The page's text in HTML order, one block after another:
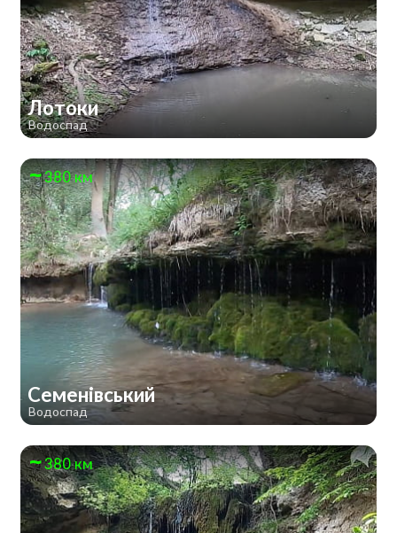
Лотоки
Водоспад
380 км
Семенівський
Водоспад
380 км